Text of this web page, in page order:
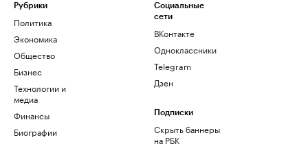
Рубрики
Политика
Экономика
Общество
Бизнес
Технологии и
медиа
Финансы
Биографии
Социальные
сети
ВКонтакте
Одноклассники
Telegram
Дзен
Подписки
Скрыть баннеры
на РБК